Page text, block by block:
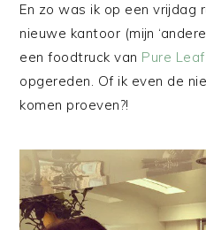
En zo was ik op een vrijdag
nieuwe kantoor (mijn
een foodtruck van Pure
opgereden. Of ik even de
komen proeven?!